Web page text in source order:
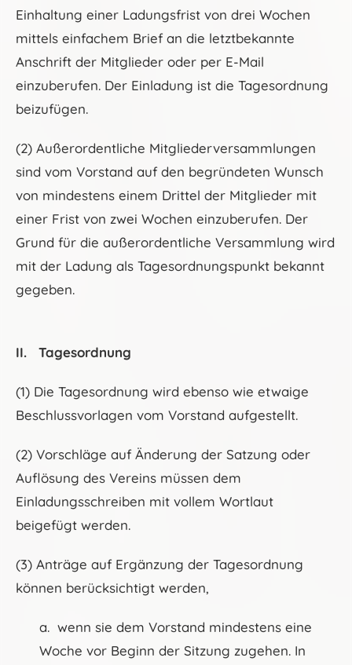
Einhaltung einer Ladungsfrist von drei Wochen
mittels einfachem Brief an die letztbekannte
Anschrift der Mitglieder oder per E-Mail
einzuberufen. Der Einladung ist die Tagesordnung
beizufügen.
(2) Außerordentliche Mitgliederversammlungen
sind vom Vorstand auf den begründeten Wunsch
von mindestens einem Drittel der Mitglieder mit
einer Frist von zwei Wochen einzuberufen. Der
Grund für die außerordentliche Versammlung wird
mit der Ladung als Tagesordnungspunkt bekannt
gegeben.
II. Tagesordnung
(1) Die Tagesordnung wird ebenso wie etwaige
Beschlussvorlagen vom Vorstand aufgestellt.
(2) Vorschläge auf Änderung der Satzung oder
Auflösung des Vereins müssen dem
Einladungsschreiben mit vollem Wortlaut
beigefügt werden.
(3) Anträge auf Ergänzung der Tagesordnung
können berücksichtigt werden,
a. wenn sie dem Vorstand mindestens eine
Woche vor Beginn der Sitzung zugehen. In